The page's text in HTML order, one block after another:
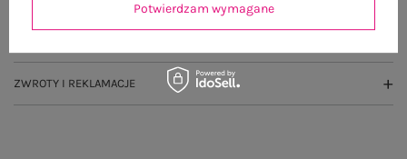
ZWROTY I REKLAMACJE
Potwierdzam wymagane